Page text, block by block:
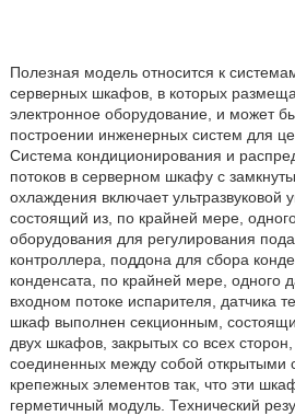
Полезная модель относится к
серверных шкафов, в которых
электронное оборудование, и может
построении инженерных систем для
Система кондиционирования и
потоков в серверном шкафу с
охлаждения включает ультразвуковой
состоящий из, по крайней мере,
оборудования для регулирования
контроллера, поддона для сбора
конденсата, по крайней мере, одного
входном потоке испарителя, датчика
шкаф выполнен секционным,
двух шкафов, закрытых со всех
соединенных между собой
крепежных элементов так, что эти
герметичный модуль. Технический